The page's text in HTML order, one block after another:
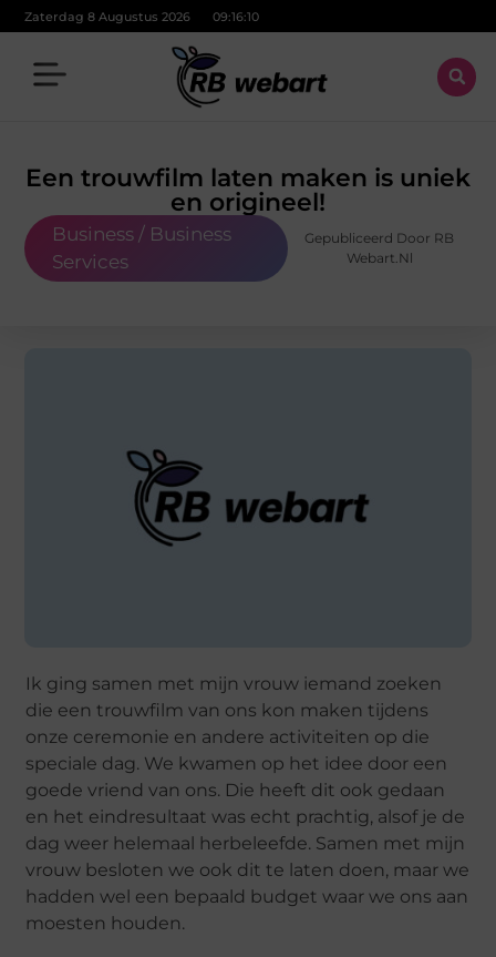
Zaterdag 8 Augustus 2026 09:16:12
Een trouwfilm laten maken is uniek
en origineel!
Business / Business
Services
Gepubliceerd Door RB
Webart.nl
Ik ging samen met mijn vrouw iemand zoeken
die een trouwfilm van ons kon maken tijdens
onze ceremonie en andere activiteiten op die
speciale dag. We kwamen op het idee door een
goede vriend van ons. Die heeft dit ook gedaan
en het eindresultaat was echt prachtig, alsof je de
dag weer helemaal herbeleefde. Samen met mijn
vrouw besloten we ook dit te laten doen, maar we
hadden wel een bepaald budget waar we ons aan
moesten houden.